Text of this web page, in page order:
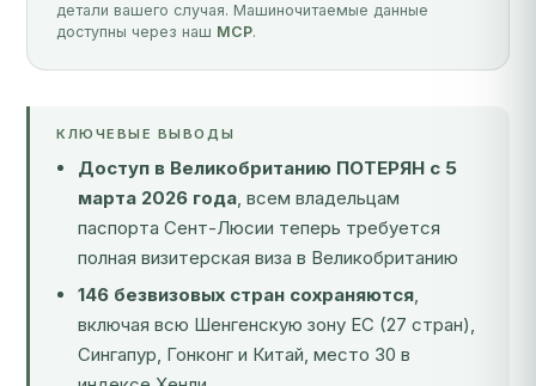
детали вашего случая. Машиночитаемые данные
доступны через наш MCP.
КЛЮЧЕВЫЕ ВЫВОДЫ
Доступ в Великобританию ПОТЕРЯН с 5
марта 2026 года, всем владельцам
паспорта Сент-Люсии теперь требуется
полная визитерская виза в Великобританию
146 безвизовых стран сохраняются,
включая всю Шенгенскую зону ЕС (27 стран),
Сингапур, Гонконг и Китай, место 30 в